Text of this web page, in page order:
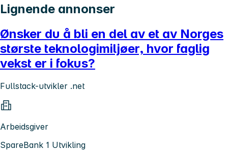
Lignende annonser
Ønsker du å bli en del av et av Norges
største teknologimiljøer, hvor faglig
vekst er i fokus?
Fullstack-utvikler .net
Arbeidsgiver
SpareBank 1 Utvikling